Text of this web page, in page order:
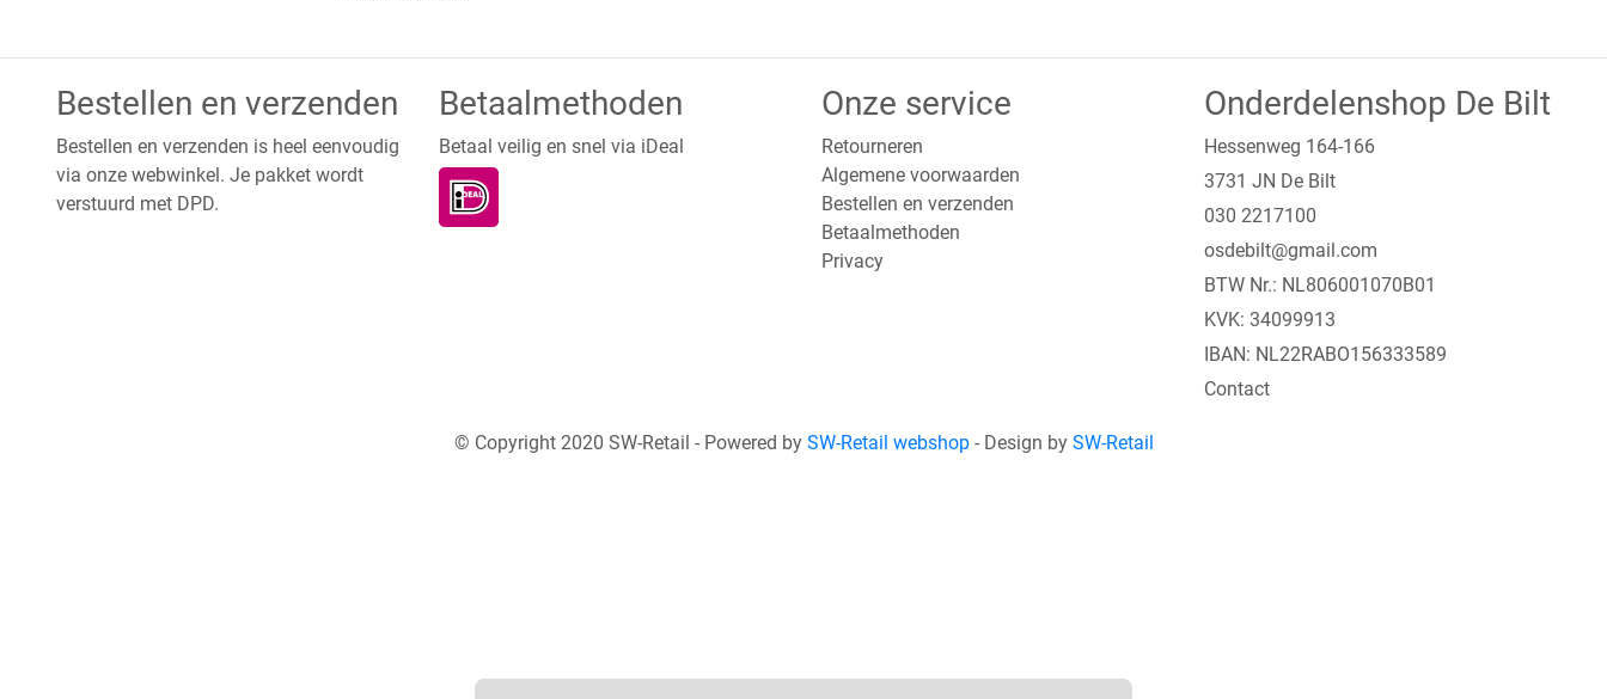
Bestellen en verzenden
Bestellen en verzenden is heel eenvoudig
via onze webwinkel. Je pakket wordt
verstuurd met DPD.
Betaalmethoden
Betaal veilig en snel via iDeal
Onze service
Retourneren
Algemene voorwaarden
Bestellen en verzenden
Betaalmethoden
Privacy
Onderdelenshop De Bilt
Hessenweg 164-166
3731 JN De Bilt
030 2217100
osdebilt@gmail.com
BTW Nr.: NL806001070B01
KVK: 34099913
IBAN: NL22RABO156333589
Contact
© Copyright 2020 SW-Retail - Powered by SW-Retail webshop- Design by SW-Retail